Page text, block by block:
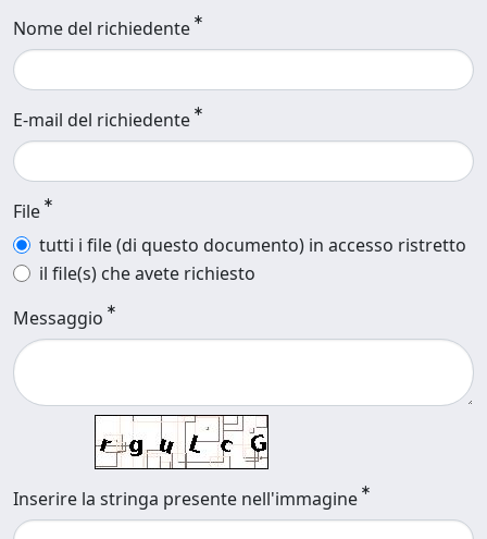
Nome del richiedente
E-mail del richiedente
File
tutti i file (di questo documento) in accesso ristretto
il file(s) che avete richiesto
Messaggio
Inserire la stringa presente nell'immagine